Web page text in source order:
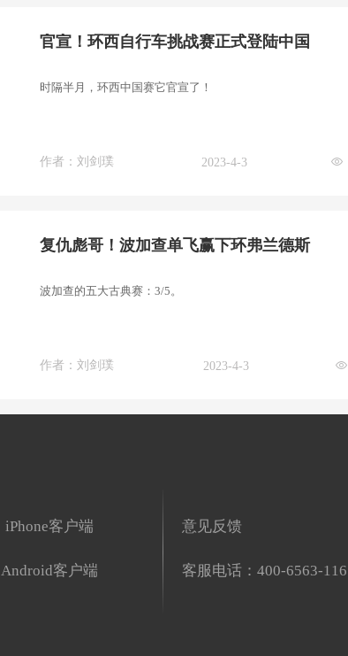
官宣！环西自行车挑战赛正式登陆中国
时隔半月，环西中国赛它官宣了！
作者： 刘剑璞 2023-4-3
复仇彪哥！波加查单飞赢下环弗兰德斯
波加查的五大古典赛：3/5。
作者： 刘剑璞 2023-4-3
iPhone客户端
Android客户端
意见反馈
客服电话：400-6563-116